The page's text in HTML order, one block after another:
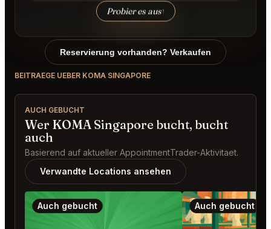
Probier es aus↑
Reservierung vorhanden? Verkaufen
BEITRAEGE UEBER KOMA SINGAPORE
AUCH GEBUCHT
Wer KOMA Singapore bucht, bucht
auch
Basierend auf aktueller AppointmentTrader-Aktivitaet.
Verwandte Locations ansehen
Auch gebucht Auch gebucht